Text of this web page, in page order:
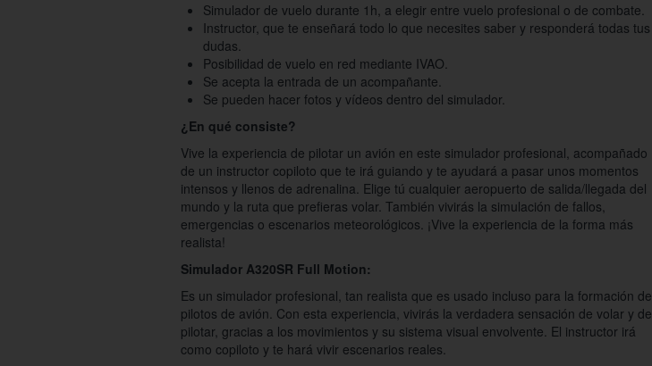
Simulador de vuelo durante 1h, a elegir entre vuelo profesional o de combate.
Instructor, que te enseñará todo lo que necesites saber y responderá todas tus
dudas.
Posibilidad de vuelo en red mediante IVAO.
Se acepta la entrada de un acompañante.
Se pueden hacer fotos y vídeos dentro del simulador.
¿En qué consiste?
Vive la experiencia de pilotar un avión en este simulador profesional, acompañado
de un instructor copiloto que te irá guiando y te ayudará a pasar unos momentos
intensos y llenos de adrenalina. Elige tú cualquier aeropuerto de salida/llegada del
mundo y la ruta que prefieras volar. También vivirás la simulación de fallos,
emergencias o escenarios meteorológicos. ¡Vive la experiencia de la forma más
realista!
Simulador A320SR Full Motion:
Es un simulador profesional, tan realista que es usado incluso para la formación de
pilotos de avión. Con esta experiencia, vivirás la verdadera sensación de volar y de
pilotar, gracias a los movimientos y su sistema visual envolvente. El instructor irá
como copiloto y te hará vivir escenarios reales.